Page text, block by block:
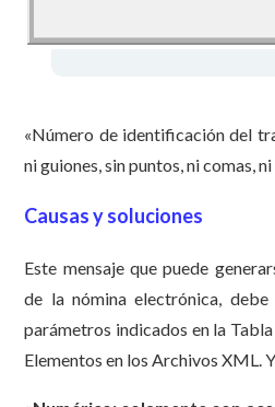
«Número de identificación del
ni guiones, sin puntos, ni comas,
Causas y soluciones
Este mensaje que puede
de la nómina electrónica, debe
parámetros indicados en la
Elementos en los Archivos XML.